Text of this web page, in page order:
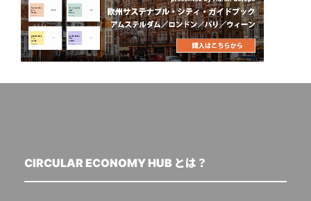
CIRCULAR ECONOMY HUB とは？